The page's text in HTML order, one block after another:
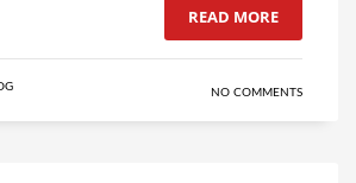
READ MORE
NO COMMENTS